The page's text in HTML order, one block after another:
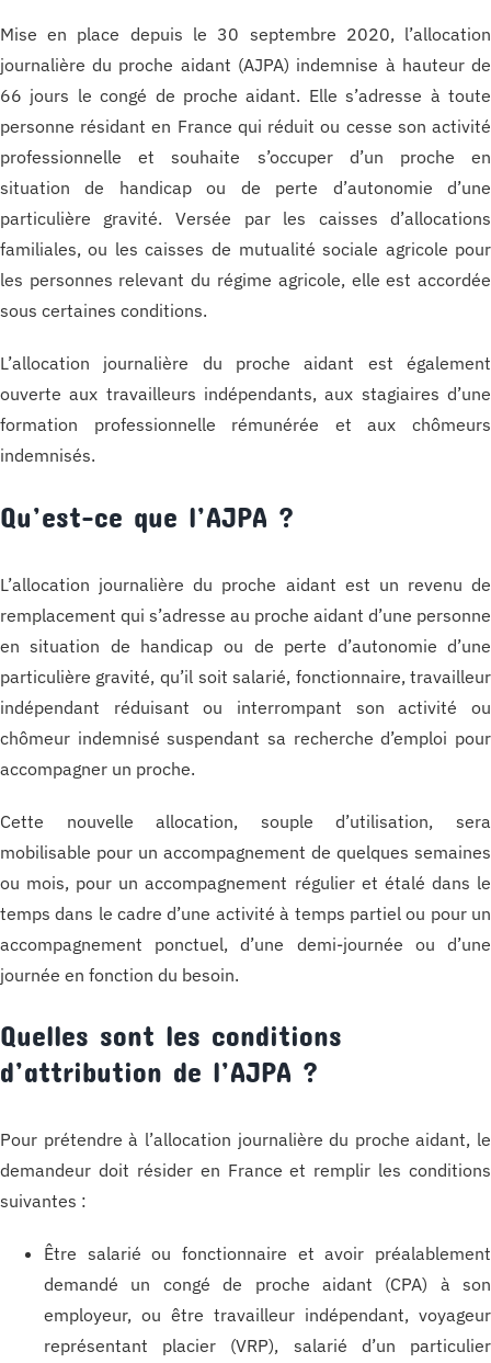
Mise en place depuis le 30 septembre 2020, l’allocation
journalière du proche aidant (AJPA) indemnise à hauteur de
66 jours le congé de proche aidant. Elle s’adresse à toute
personne résidant en France qui réduit ou cesse son activité
professionnelle et souhaite s’occuper d’un proche en
situation de handicap ou de perte d’autonomie d’une
particulière gravité. Versée par les caisses d’allocations
familiales, ou les caisses de mutualité sociale agricole pour
les personnes relevant du régime agricole, elle est accordée
sous certaines conditions.
L’allocation journalière du proche aidant est également
ouverte aux travailleurs indépendants, aux stagiaires d’une
formation professionnelle rémunérée et aux chômeurs
indemnisés.
Qu’est-ce que l’AJPA ?
L’allocation journalière du proche aidant est un revenu de
remplacement qui s’adresse au proche aidant d’une personne
en situation de handicap ou de perte d’autonomie d’une
particulière gravité, qu’il soit salarié, fonctionnaire, travailleur
indépendant réduisant ou interrompant son activité ou
chômeur indemnisé suspendant sa recherche d’emploi pour
accompagner un proche.
Cette nouvelle allocation, souple d’utilisation, sera
mobilisable pour un accompagnement de quelques semaines
ou mois, pour un accompagnement régulier et étalé dans le
temps dans le cadre d’une activité à temps partiel ou pour un
accompagnement ponctuel, d’une demi-journée ou d’une
journée en fonction du besoin.
Quelles sont les conditions
d’attribution de l’AJPA ?
Pour prétendre à l’allocation journalière du proche aidant, le
demandeur doit résider en France et remplir les conditions
suivantes :
Être salarié ou fonctionnaire et avoir préalablement
demandé un congé de proche aidant (CPA) à son
employeur, ou être travailleur indépendant, voyageur
représentant placier (VRP), salarié d’un particulier